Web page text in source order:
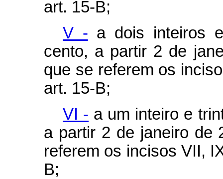
art. 15-B;
V - a dois inteiros
cento, a partir 2 de
que se referem os
art. 15-B;
VI - a um inteiro e
a partir 2 de janeiro de
referem os incisos VII,
B;